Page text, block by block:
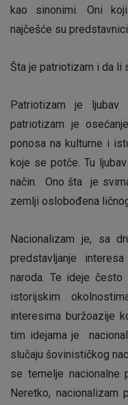
kao sinonimi. Oni
najčešće su
Šta je patriotizam i da li
Patriotizam je ljubav
patriotizam je
ponosa na kulturne i
koje se potče. Tu
način. Ono šta je
zemlji oslobođena
Nacionalizam je, sa
predstavljanje
naroda. Te ideje
istorijskim
interesima buržoazije
tim idejama je
slučaju šovinističkog
se temelje nacionalne
Neretko, nacionalizam